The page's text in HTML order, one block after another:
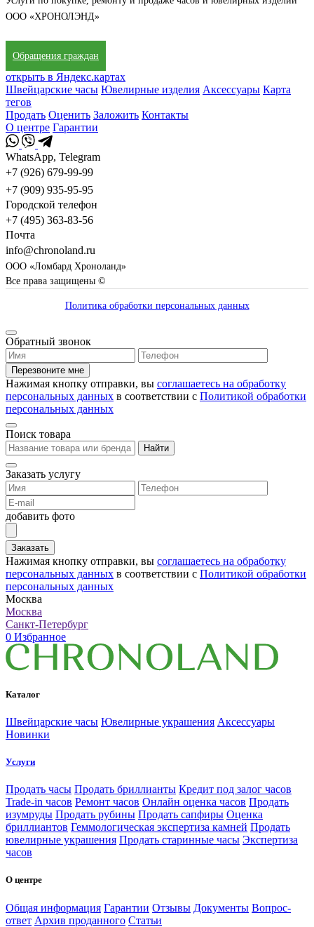
ООО «ХРОНОЛЭНД»
Обращения граждан
открыть в Яндекс.картах
Швейцарские часы Ювелирные изделия Аксессуары Карта
тегов
Продать Оценить Заложить Контакты
О центре Гарантии
WhatsApp, Telegram
+7 (926) 679-99-99
+7 (909) 935-95-95
Городской телефон
+7 (495) 363-83-56
Почта
info@chronoland.ru
ООО «Ломбард Хроноланд»
Все права защищены ©
Политика обработки персональных данных
Обратный звонок
Перезвоните мне
Нажимая кнопку отправки, вы соглашаетесь на обработку
персональных данных в соответствии с Политикой обработки
персональных данных
Поиск товара
Найти
Заказать услугу
добавить фото
Заказать
Нажимая кнопку отправки, вы соглашаетесь на обработку
персональных данных в соответствии с Политикой обработки
персональных данных
Москва
Москва
Санкт-Петербург
0 Избранное
Каталог
Швейцарские часы Ювелирные украшения Аксессуары
Новинки
Услуги
Продать часы Продать бриллианты Кредит под залог часов
Trade-in часов Ремонт часов Онлайн оценка часов Продать
изумруды Продать рубины Продать сапфиры Оценка
бриллиантов Геммологическая экспертиза камней Продать
ювелирные украшения Продать старинные часы Экспертиза
часов
О центре
Общая информация Гарантии Отзывы Документы Вопрос-
ответ Архив проданного Статьи